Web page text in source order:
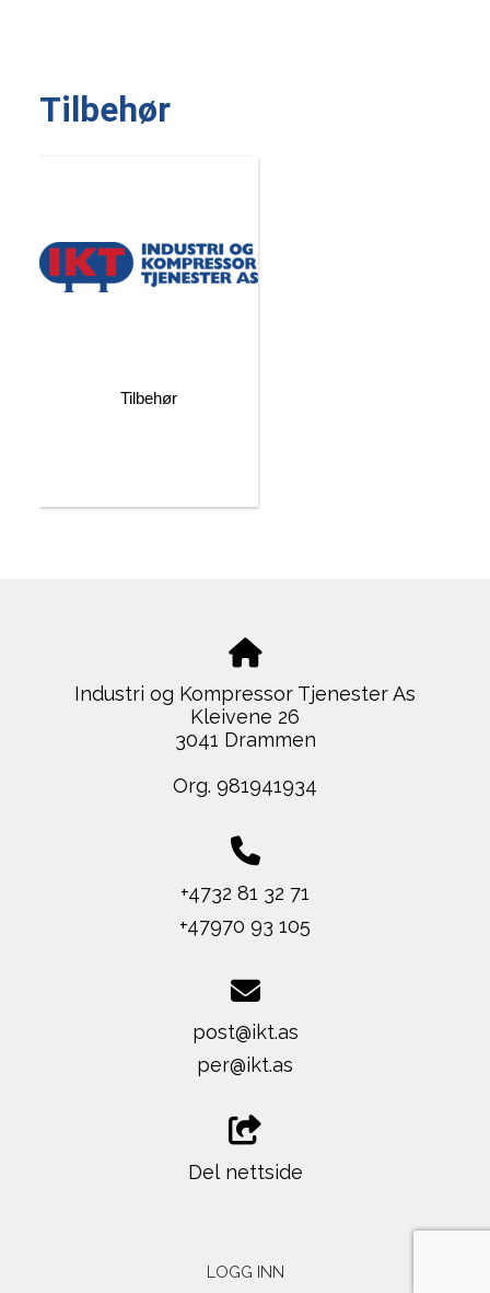
Tilbehør
Tilbehør
Industri og Kompressor Tjenester As
Kleivene 26
3041 Drammen
Org. 981941934
+4732 81 32 71
+47970 93 105
post@ikt.as
per@ikt.as
Del nettside
LOGG INN